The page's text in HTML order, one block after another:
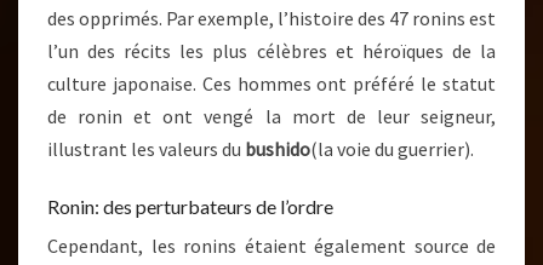
des opprimés. Par exemple, l’histoire des 47 ronins est
l’un des récits les plus célèbres et héroïques de la
culture japonaise. Ces hommes ont préféré le statut
de ronin et ont vengé la mort de leur seigneur,
illustrant les valeurs du bushido(la voie du guerrier).
Ronin: des perturbateurs de l’ordre
Cependant, les ronins étaient également source de